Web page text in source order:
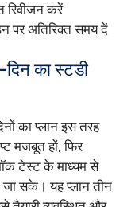
रिवीजन करें
पर अतिरिक्त समय दें
का स्टडी
का प्लान इस तरह
मजबूत हों, फिर
टेस्ट के माध्यम से
जा सके। यह प्लान तीन